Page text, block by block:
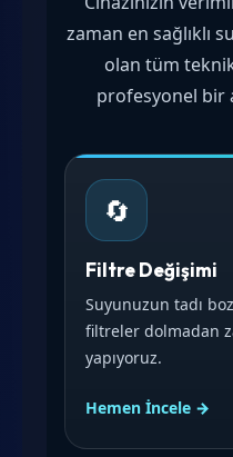
zaman en sağlıklı
olan tüm
profesyonel bir
🔄
Filtre Değişimi
Suyunuzun tadı
filtreler dolmadan
yapıyoruz.
Hemen İncele →